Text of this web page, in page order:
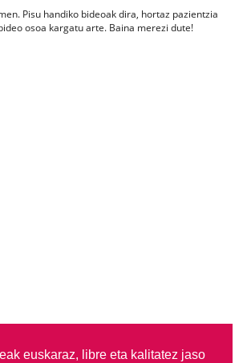
Pisu handiko bideoak dira, hortaz pazientzia
osoa kargatu arte. Baina merezi dute!
euskaraz, libre eta kalitatez jaso